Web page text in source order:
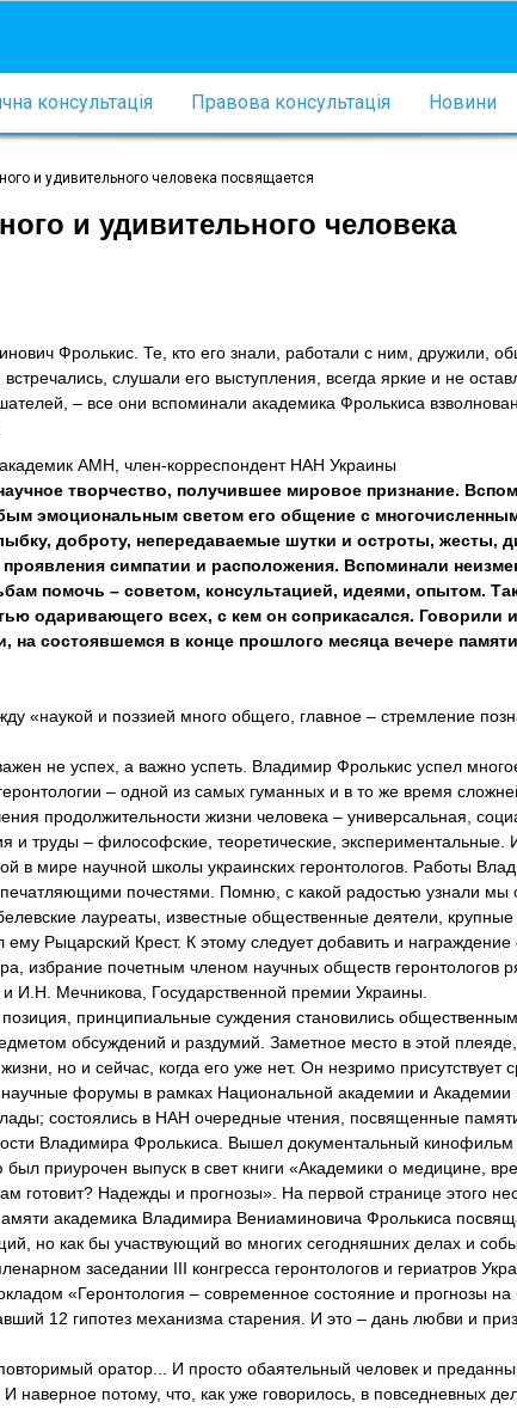
консультація Правова консультація Новини
и удивительного человека посвящается
и удивительного человека
Фролькис. Те, кто его знали, работали с ним, дружили,
слушали его выступления, всегда яркие и не
– все они вспоминали академика Фролькиса
АМН, член-корреспондент НАН Украины
творчество, получившее мировое признание.
эмоциональным светом его общение с
доброту, непередаваемые шутки и остроты, жесты,
симпатии и расположения. Вспоминали
помочь – советом, консультацией, идеями, опытом.
одаривающего всех, с кем он соприкасался. Говорили
на состоявшемся в конце прошлого месяца вечере
«наукой и поэзией много общего, главное – стремление
не успех, а важно успеть. Владимир Фролькис успел
– одной из самых гуманных и в то же время
продолжительности жизни человека – универсальная,
и труды – философские, теоретические, экспериментальные.
в мире научной школы украинских геронтологов. Работы
почестями. Помню, с какой радостью узнали мы
лауреаты, известные общественные деятели, крупные
Рыцарский Крест. К этому следует добавить и награждение
избрание почетным членом научных обществ геронтологов
И.Н. Мечникова, Государственной премии Украины.
принципиальные суждения становились общественным
обсуждений и раздумий. Заметное место в этой плеяде,
но и сейчас, когда его уже нет. Он незримо присутствует
форумы в рамках Национальной академии и Академии
состоялись в НАН очередные чтения, посвященные
Владимира Фролькиса. Вышел документальный кинофильм
приурочен выпуск в свет книги «Академики о медицине,
готовит? Надежды и прогнозы». На первой странице этого
академика Владимира Вениаминовича Фролькиса
но как бы участвующий во многих сегодняшних делах и
заседании III конгресса геронтологов и гериатров
«Геронтология – современное состояние и прогнозы на
12 гипотез механизма старения. И это – дань любви и
оратор... И просто обаятельный человек и
наверное потому, что, как уже говорилось, в повседневных